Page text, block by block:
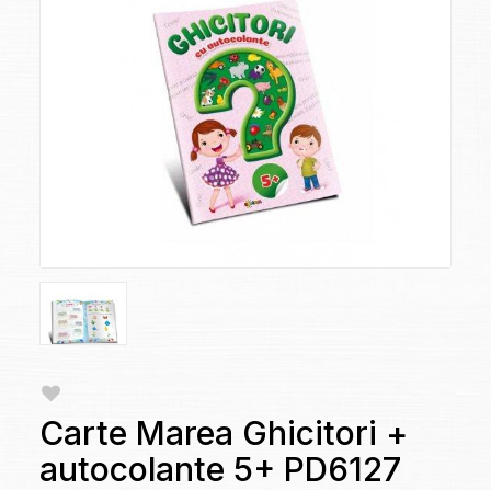
Carte Marea Ghicitori +
autocolante 5+ PD6127